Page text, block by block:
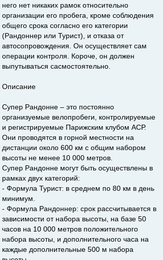
него нет никаких рамок относительно
организации его пробега, кроме соблюдения
общего срока согласно его категории
(Рандоннер или Турист), и отказа от
автосопровождения. Он осуществляет сам
операции контроля. Короче, он должен
выпутываться сасмостоятельно.
Описание
Супер Рандонне – это постоянно
организуемые велопробеги, контролируемые
и регистрируемые Парижским клубом АСР.
Они проводятся в горной местности на
дистанции около 600 км с общим набором
высоты не менее 10 000 метров.
Супер Рандонне могут быть осуществлены в
рамках двух категорий:
- Формула Турист: в среднем по 80 км в день
минимум.
- Формула Рандоннер: срок рассчитывается в
зависимости от набора высоты, на базе 50
часов на 10 000 метров положительного
набора высоты, и дополнительного часа на
каждые дополнительные 500 м набора